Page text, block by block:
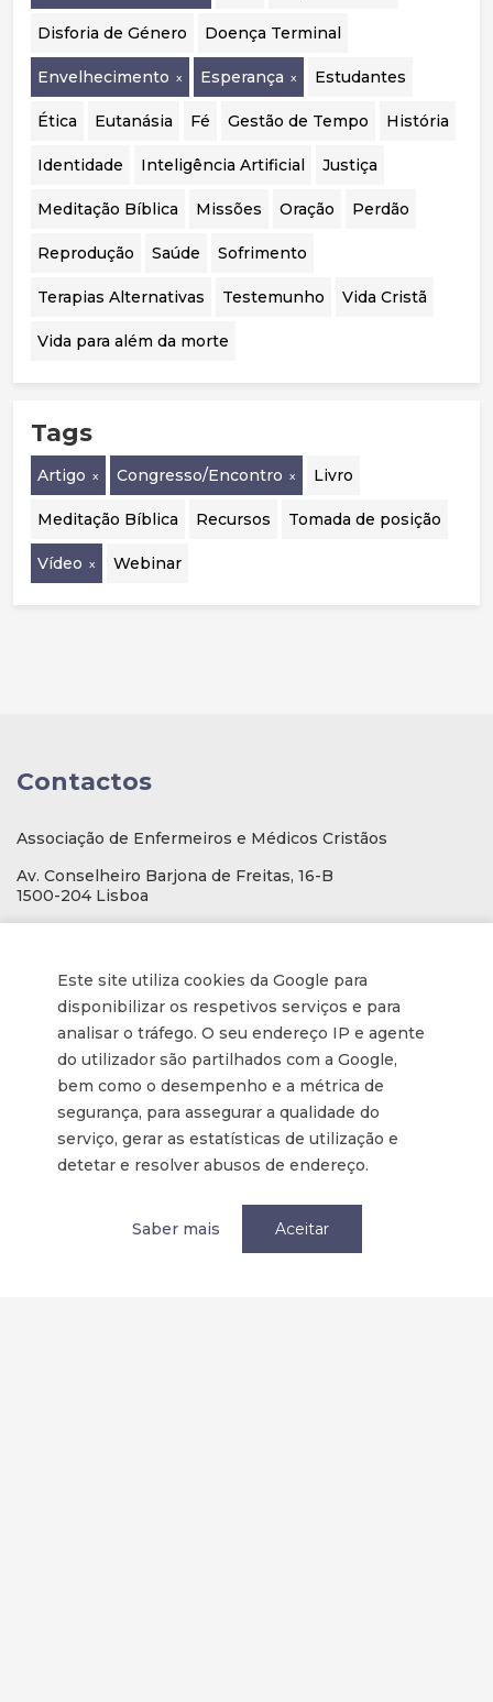
Este site utiliza cookies da Google para
disponibilizar os respetivos serviços e para
analisar o tráfego. O seu endereço IP e agente
do utilizador são partilhados com a Google,
bem como o desempenho e a métrica de
segurança, para assegurar a qualidade do
serviço, gerar as estatísticas de utilização e
detetar e resolver abusos de endereço.
Saber mais Aceitar
Disforia de Género Doença Terminal
Envelhecimento Esperança Estudantes
Ética Eutanásia Fé Gestão de Tempo História
Identidade Inteligência Artificial Justiça
Meditação Bíblica Missões Oração Perdão
Reprodução Saúde Sofrimento
Terapias Alternativas Testemunho Vida Cristã
Vida para além da morte
Tags
Artigo Congresso/Encontro Livro
Meditação Bíblica Recursos Tomada de posição
Vídeo Webinar
Contactos
Associação de Enfermeiros e Médicos Cristãos
Av. Conselheiro Barjona de Freitas, 16-B
1500-204 Lisboa
Telef. (escritório): 21 771 0530
(Chamada para a rede fixa nacional)
592006107
Informações
Inscrição na Newsletter
Política de privacidade / Privacy